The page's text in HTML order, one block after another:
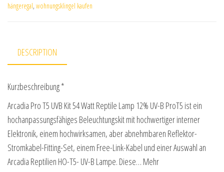
hängeregal, wohnungsklingel kaufen
DESCRIPTION
Kurzbeschreibung *
Arcadia Pro T5 UVB Kit 54 Watt Reptile Lamp 12% UV-B ProT5 ist ein
hochanpassungsfähiges Beleuchtungskit mit hochwertiger interner
Elektronik, einem hochwirksamen, aber abnehmbaren Reflektor-
Stromkabel-Fitting-Set, einem Free-Link-Kabel und einer Auswahl an
Arcadia Reptilien HO-T5- UV-B Lampe. Diese… Mehr